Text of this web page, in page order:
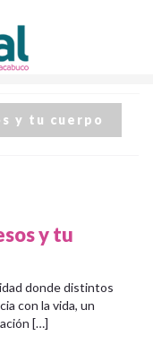
y tu cuerpo
y tu
donde distintos
con la vida, un
[…]